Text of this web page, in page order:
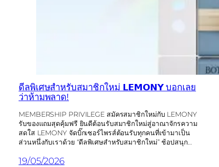
ดีลพิเศษสำหรับสมาชิกใหม่ 𝗟𝗘𝗠𝗢𝗡𝗬 บอกเลย
ว่าห้ามพลาด!
MEMBERSHIP PRIVILEGE สมัครสมาชิกใหม่กับ LEMONY
รับของแถมสุดคุ้มฟรี ยินดีต้อนรับสมาชิกใหม่สู่อาณาจักรความ
สดใส LEMONY จัดบิ๊กเซอร์ไพรส์ต้อนรับทุกคนที่เข้ามาเป็น
ส่วนหนึ่งกับเราด้วย “ดีลพิเศษสำหรับสมาชิกใหม่” ช้อปสนุก…
19/05/2026